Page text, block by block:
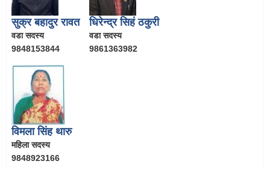
सुक्र बहादुर रावत
वडा सदस्य
9848153844
धिरेन्द्र सिहं ठकुरी
वडा सदस्य
9861363982
विमला सिंह थारु
महिला सदस्य
9848923166